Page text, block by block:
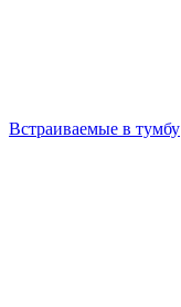
Встраиваемые в тумбу